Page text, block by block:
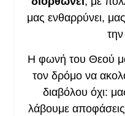
μας ενθαρρύνει,
Η φωνή του Θεού
τον δρόμο να
διαβόλου όχι:
λάβουμε